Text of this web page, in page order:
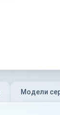
Модели